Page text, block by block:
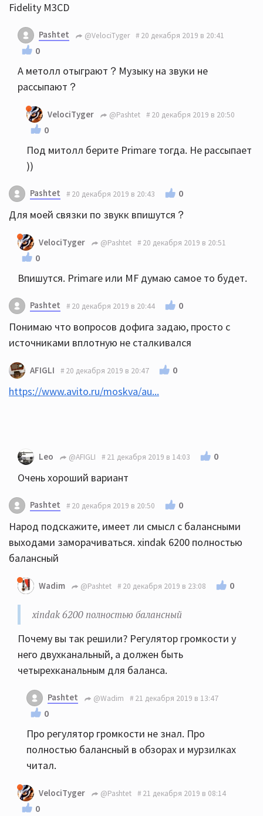
Fidelity M3CD
Pashtet @VelociTyger 20 декабря 2019 в 20:41
0
А метолл отыграют？Музыку на звуки не
рассыпают？
VelociTyger @Pashtet 20 декабря 2019 в 20:50
0
Под митолл берите Primare тогда. Не рассыпает
))
Pashtet 20 декабря 2019 в 20:43 0
Для моей связки по звукк впишутся？
VelociTyger @Pashtet 20 декабря 2019 в 20:51
0
Впишутся. Primare или MF думаю самое то будет.
Pashtet 20 декабря 2019 в 20:44 0
Понимаю что вопросов дофига задаю, просто с
источниками вплотную не сталкивался
AFIGLI 20 декабря 2019 в 20:47 0
https://www.avito.ru/moskva/au...
Leo @AFIGLI 21 декабря 2019 в 14:03 0
Очень хороший вариант
Pashtet 20 декабря 2019 в 20:50 0
Народ подскажите, имеет ли смысл с балансными
выходами заморачиваться. xindak 6200 полностью
балансный
Wadim @Pashtet 20 декабря 2019 в 23:08 0
xindak 6200 полностью балансный
Почему вы так решили? Регулятор громкости у
него двухканальный, а должен быть
четырехканальным для баланса.
Pashtet @Wadim 21 декабря 2019 в 13:47
0
Про регулятор громкости не знал. Про
полностью балансный в обзорах и мурзилках
читал.
VelociTyger @Pashtet 21 декабря 2019 в 08:14
0